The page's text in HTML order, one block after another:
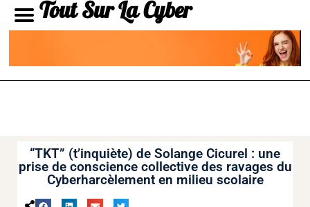
Tout Sur La Cyber
“TKT” (t’inquiète) de Solange Cicurel : une
prise de conscience collective des ravages du
Cyberharcèlement en milieu scolaire